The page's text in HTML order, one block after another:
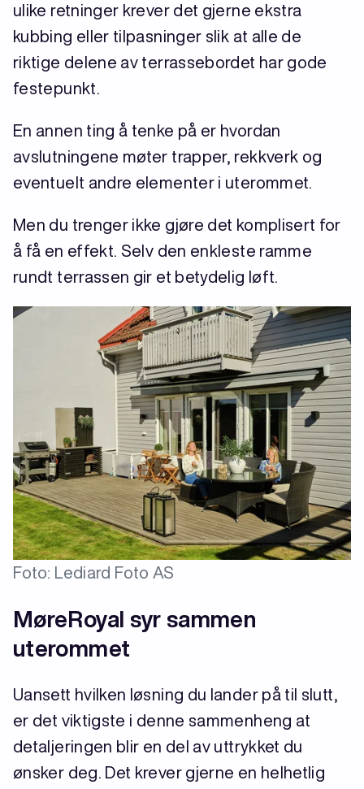
ulike retninger krever det gjerne ekstra
kubbing eller tilpasninger slik at alle de
riktige delene av terrassebordet har gode
festepunkt.
En annen ting å tenke på er hvordan
avslutningene møter trapper, rekkverk og
eventuelt andre elementer i uterommet.
Men du trenger ikke gjøre det komplisert for
å få en effekt. Selv den enkleste ramme
rundt terrassen gir et betydelig løft.
Foto: Lediard Foto AS
MøreRoyal syr sammen
uterommet
Uansett hvilken løsning du lander på til slutt,
er det viktigste i denne sammenheng at
detaljeringen blir en del av uttrykket du
ønsker deg. Det krever gjerne en helhetlig